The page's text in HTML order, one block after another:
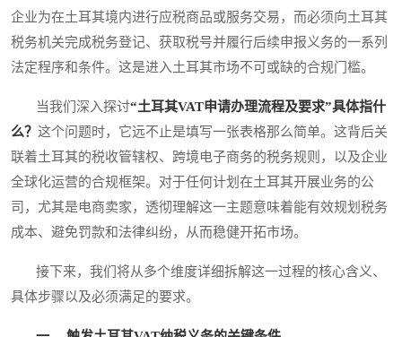
企业为在土耳其境内进行应税商品或服务交易，而必须向土耳其
税务机关完成税务登记、获取税号并履行后续申报义务的一系列
法定程序和条件。这是进入土耳其市场不可或缺的合规门槛。
当我们深入探讨“土耳其VAT申请办理流程及要求”具体指什
么？ 这个问题时，它远不止是填写一张表格那么简单。这背后关
联着土耳其的税收管辖权、跨境电子商务的税务规则，以及企业
全球化运营的合规框架。对于任何计划在土耳其开展业务的公
司，尤其是电商卖家，透彻理解这一主题意味着能有效规划税务
成本、避免罚款和法律纠纷，从而稳健开拓市场。
接下来，我们将从多个维度详细拆解这一过程的核心含义、
具体步骤以及必须满足的要求。